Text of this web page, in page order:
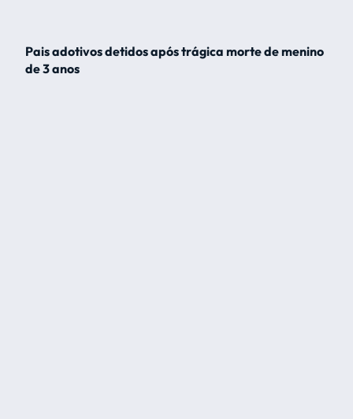
Pais adotivos detidos após trágica morte de menino
de 3 anos